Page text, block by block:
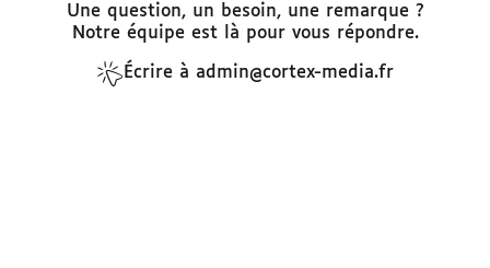
Une question, un besoin, une remarque ?
Notre équipe est là pour vous répondre.
Écrire à admin@cortex-media.fr